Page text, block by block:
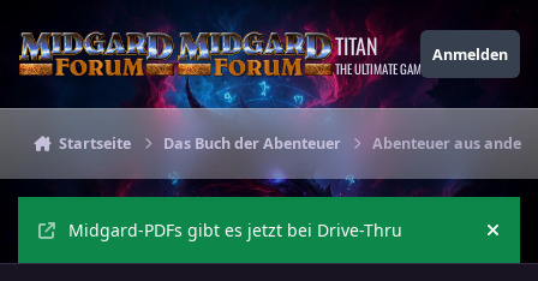
TITAN
THE ULTIMATE GAMING THEME
Anmelden
Startseite Das Buch der Abenteuer Abenteuer aus
Midgard-PDFs gibt es jetzt bei Drive-Thru